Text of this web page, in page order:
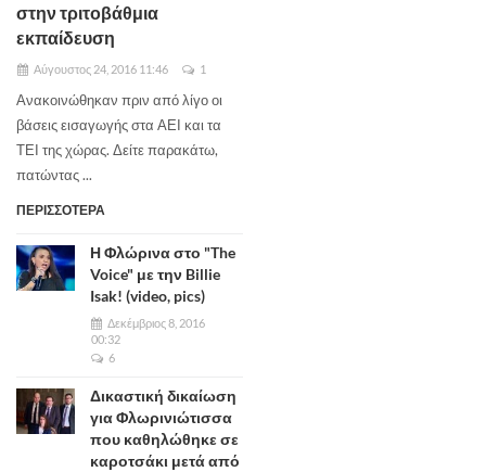
στην τριτοβάθμια
εκπαίδευση
Αύγουστος 24, 2016 11:46 1
Ανακοινώθηκαν πριν από λίγο οι
βάσεις εισαγωγής στα ΑΕΙ και τα
ΤΕΙ της χώρας. Δείτε παρακάτω,
πατώντας ...
ΠΕΡΙΣΣΟΤΕΡΑ
Η Φλώρινα στο "The
Voice" με την Billie
Isak! (video, pics)
Δεκέμβριος 8, 2016
00:32
6
Δικαστική δικαίωση
για Φλωρινιώτισσα
που καθηλώθηκε σε
καροτσάκι μετά από